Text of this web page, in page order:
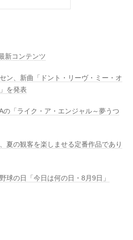
新コンテンツ
ン、新曲「ドント・リーヴ・ミー・オ
を発表
の「ライク・ア・エンジャル～夢うつ
夏の観客を楽しませる定番作品であり
球の日「今日は何の日・8月9日」